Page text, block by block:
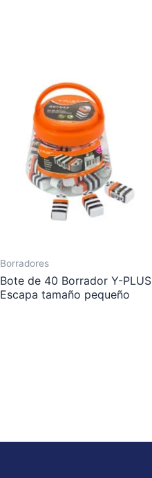
Borradores
Bote de 40 Borrador Y-PLUS
Escapa tamaño pequeño